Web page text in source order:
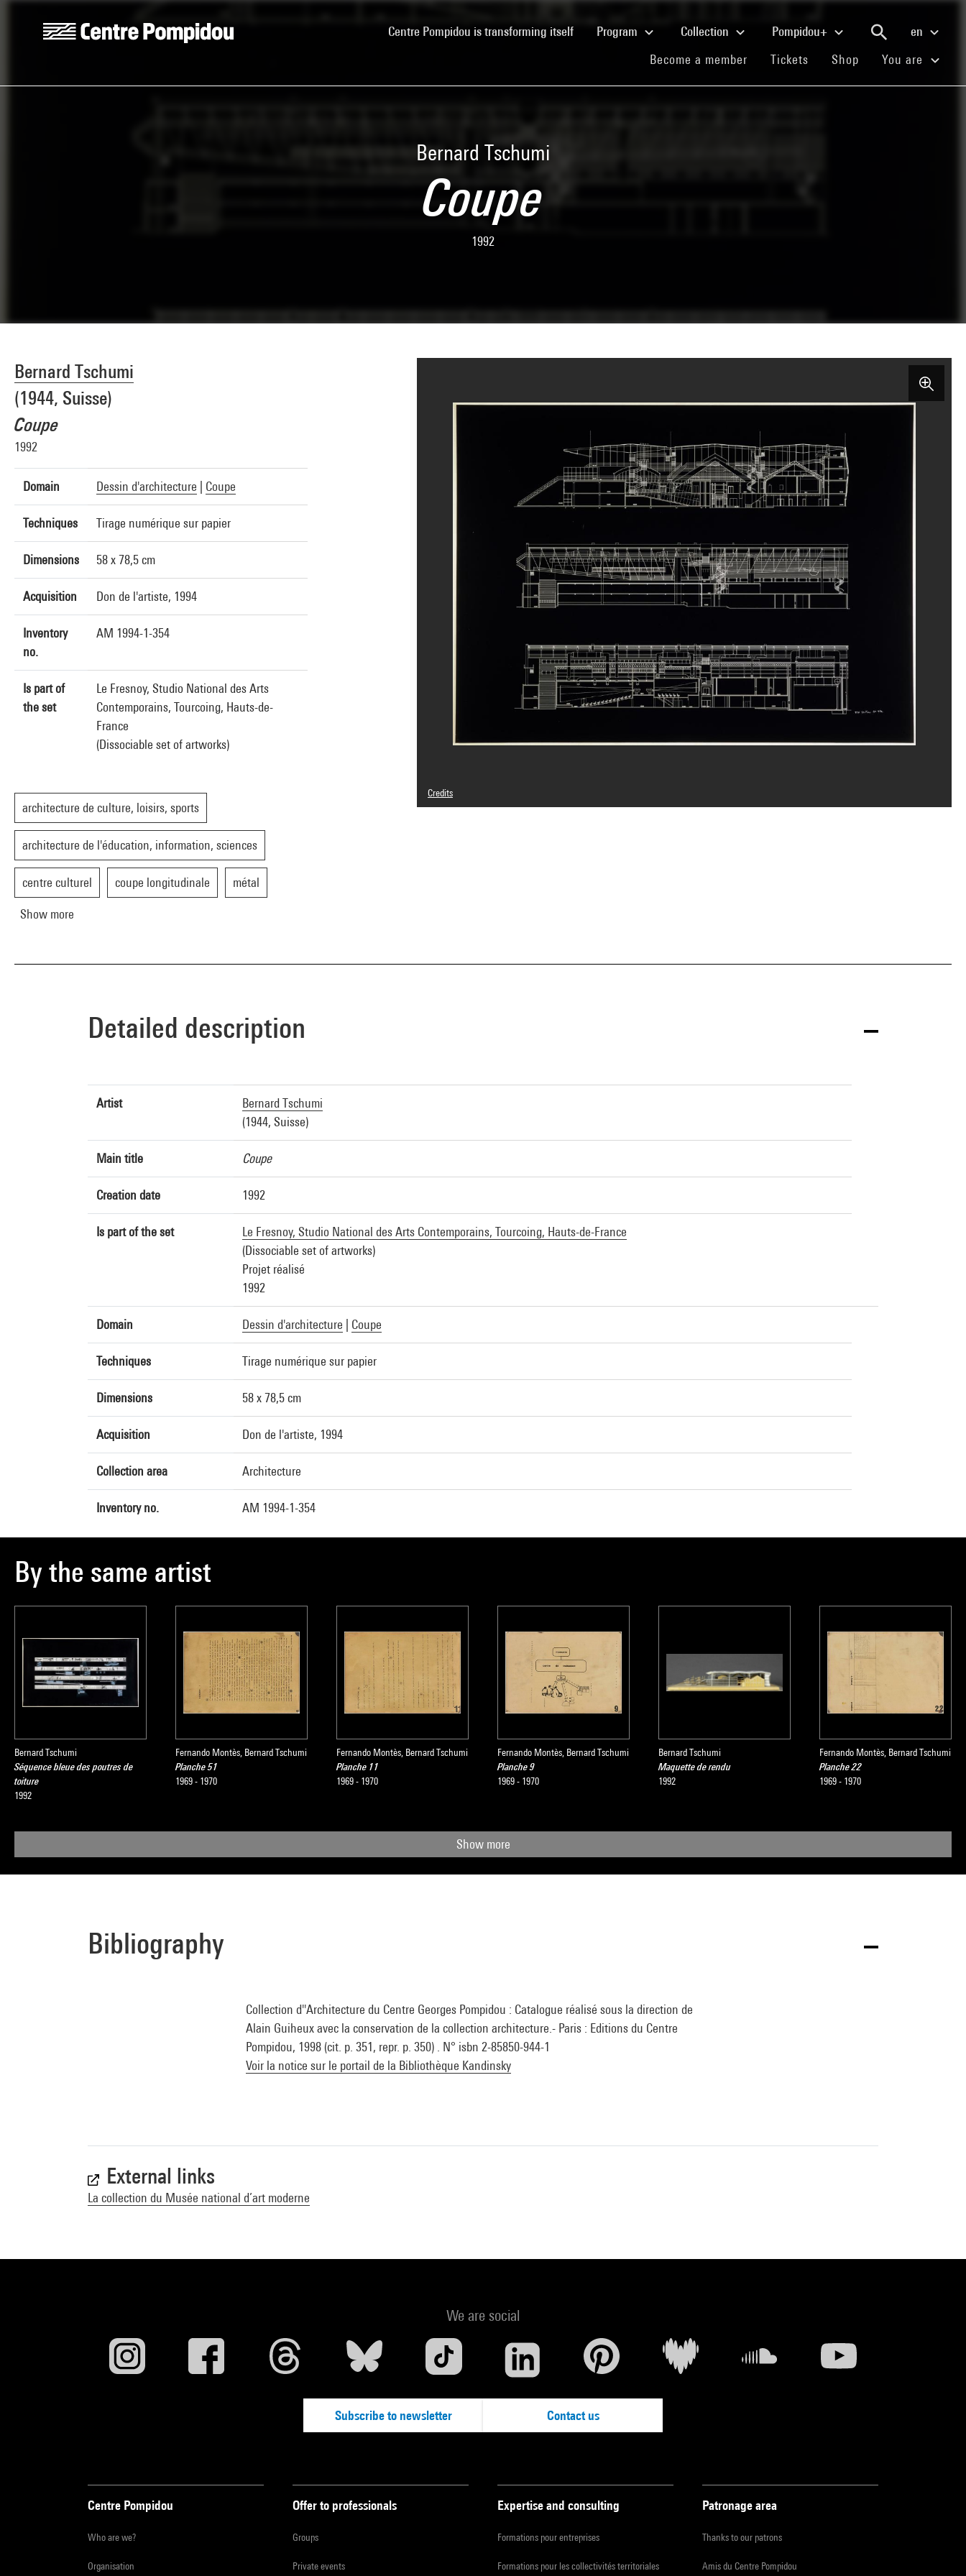
Centre Pompidou is transforming itself(current)Program Collection Pompidou+
en
Become a member (current)
Tickets (current)
Shop (current)You are
Bernard Tschumi
Coupe
1992
Bernard Tschumi
(1944, Suisse)
Coupe
1992
Domain Dessin d'architecture Coupe
Techniques Tirage numérique sur papier
Dimensions 58 x 78,5 cm
Acquisition Don de l'artiste, 1994
Inventory
no.
AM 1994-1-354
Is part of
the set
Le Fresnoy, Studio National des Arts
Contemporains, Tourcoing, Hauts-de-
France
(Dissociable set of artworks)
architecture de culture, loisirs, sports
architecture de l'éducation, information, sciences
centre culturel coupe longitudinale métal
Show more
Credits
© Bernard Tschumi
Detailed description
Artist
Bernard Tschumi
(1944, Suisse)
Main title Coupe
Creation date 1992
Is part of the set
Le Fresnoy, Studio National des Arts Contemporains, Tourcoing, Hauts-de-France
(Dissociable set of artworks)
Projet réalisé
1992
Domain Dessin d'architecture Coupe
Techniques Tirage numérique sur papier
Dimensions 58 x 78,5 cm
Acquisition Don de l'artiste, 1994
Collection area Architecture
Inventory no. AM 1994-1-354
By the same artist
Bernard Tschumi
Séquence bleue des poutres de
toiture
1992
Fernando Montès, Bernard Tschumi
Planche 51
1969 - 1970
Fernando Montès, Bernard Tschumi
Planche 11
1969 - 1970
Fernando Montès, Bernard Tschumi
Planche 9
1969 - 1970
Bernard Tschumi
Maquette de rendu
1992
Fernando Montès, Bernard Tschumi
Planche 22
1969 - 1970
Show more
Bibliography
Collection d''Architecture du Centre Georges Pompidou : Catalogue réalisé sous la direction de
Alain Guiheux avec la conservation de la collection architecture.- Paris : Editions du Centre
Pompidou, 1998 (cit. p. 351, repr. p. 350) . N° isbn 2-85850-944-1
Voir la notice sur le portail de la Bibliothèque Kandinsky
External links
La collection du Musée national d’art moderne
We are social
Subscribe to newsletter Contact us
Centre Pompidou
Who are we?
Organisation
Offer to professionals
Groups
Private events
Expertise and consulting
Formations pour entreprises
Formations pour les collectivités territoriales
Patronage area
Thanks to our patrons
Amis du Centre Pompidou